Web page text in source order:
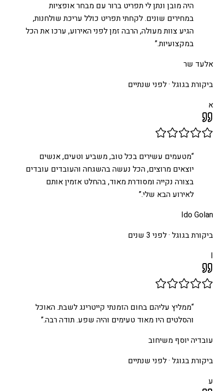
היה מובן ונתן לי תפריט ברור עם מבחר אופציות
במחירים שונים. לקחתי תפריט כולל עריכת שולחנות,
הגיע צוות מעולה, הרבה זמן לפני האירוע, ערכו את הכל
במקצועיות.”
אלעד שר
ביקורת בגוגל ·לפני שנתיים
א
“מטעמים עשירים בכל טוב, משביע וטעים, אנשים
יוצאים מרוצים, הכל נעשה בהשגחה והעובדים עובדים
בצורה נקייה ומסודרת מאוד, בהחלט אזמין אותם
לאירוע הבא שלי.”
Ido Golan
ביקורת בגוגל ·לפני 3 שנים
I
“ממליץ עליהם בחום הזמנתי קייטרינג לשבת. האוכל
והסלטים היו מאוד טעימים והיה שפע. תודה רבה.”
עובדיה יוסף משיחוב
ביקורת בגוגל ·לפני שנתיים
ע